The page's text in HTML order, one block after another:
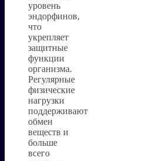
уровень
эндорфинов,
что
укрепляет
защитные
функции
организма.
Регулярные
физические
нагрузки
поддерживают
обмен
веществ и
больше
всего